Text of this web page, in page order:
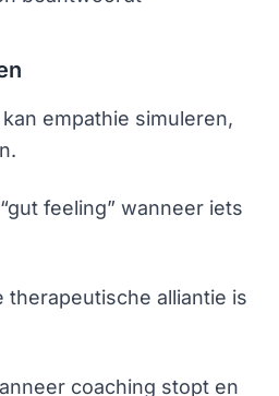
kan empathie simuleren,
feeling” wanneer iets
therapeutische alliantie is
coaching stopt en